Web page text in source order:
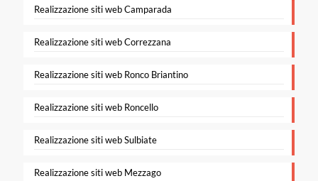
Realizzazione siti web Camparada
Realizzazione siti web Correzzana
Realizzazione siti web Ronco Briantino
Realizzazione siti web Roncello
Realizzazione siti web Sulbiate
Realizzazione siti web Mezzago